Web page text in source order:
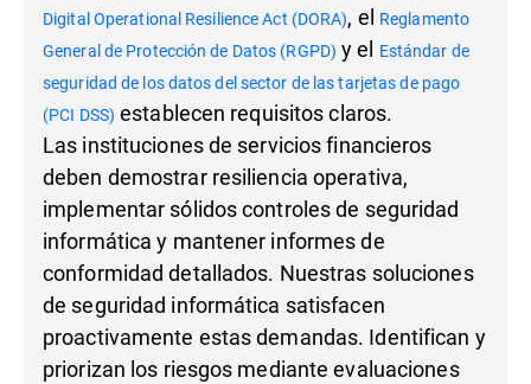
Digital Operational Resilience Act (DORA), el Reglamento
General de Protección de Datos (RGPD) y el Estándar de
seguridad de los datos del sector de las tarjetas de pago
(PCI DSS) establecen requisitos claros.
Las instituciones de servicios financieros
deben demostrar resiliencia operativa,
implementar sólidos controles de seguridad
informática y mantener informes de
conformidad detallados. Nuestras soluciones
de seguridad informática satisfacen
proactivamente estas demandas. Identifican y
priorizan los riesgos mediante evaluaciones